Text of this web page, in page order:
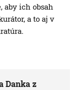
aby ich obsah
a to aj v
Danka z